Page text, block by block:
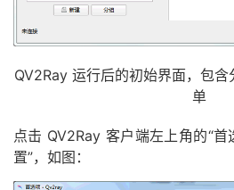
QV2Ray 运行后的初始界面，包
单
点击 QV2Ray 客户端左上角的“首
置”，如图：